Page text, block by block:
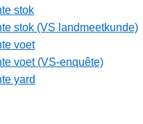
stok
stok (VS landmeetkunde)
voet
voet (VS-enquête)
yard